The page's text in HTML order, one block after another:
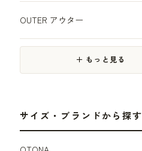
OUTER アウター
＋ もっと見る
サイズ・ブランドから探す